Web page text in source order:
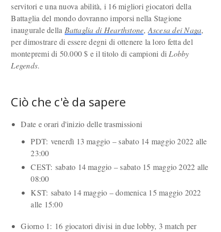
servitori e una nuova abilità, i 16 migliori giocatori della
Battaglia del mondo dovranno imporsi nella Stagione
inaugurale della Battaglia di Hearthstone, Ascesa dei Naga,
per dimostrare di essere degni di ottenere la loro fetta del
montepremi di 50.000 $ e il titolo di campioni di Lobby
Legends.
Ciò che c'è da sapere
Date e orari d'inizio delle trasmissioni
PDT: venerdì 13 maggio – sabato 14 maggio 2022 alle
23:00
CEST: sabato 14 maggio – sabato 15 maggio 2022 alle
08:00
KST: sabato 14 maggio – domenica 15 maggio 2022
alle 15:00
Giorno 1: 16 giocatori divisi in due lobby, 3 match per